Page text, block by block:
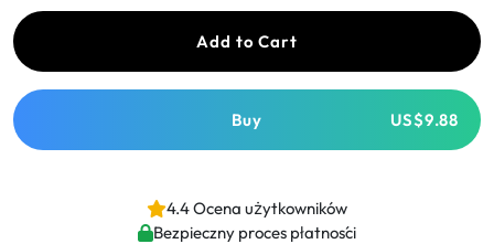
Add to Cart
Buy US$9.88
4.4 Ocena użytkowników
Bezpieczny proces płatności